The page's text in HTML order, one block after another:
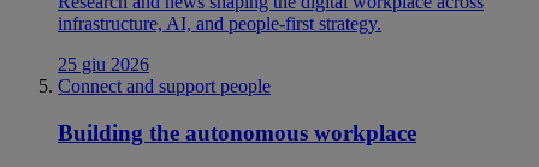
infrastructure, AI, and people-first strategy.
25 giu 2026
Connect and support people
Building the autonomous workplace